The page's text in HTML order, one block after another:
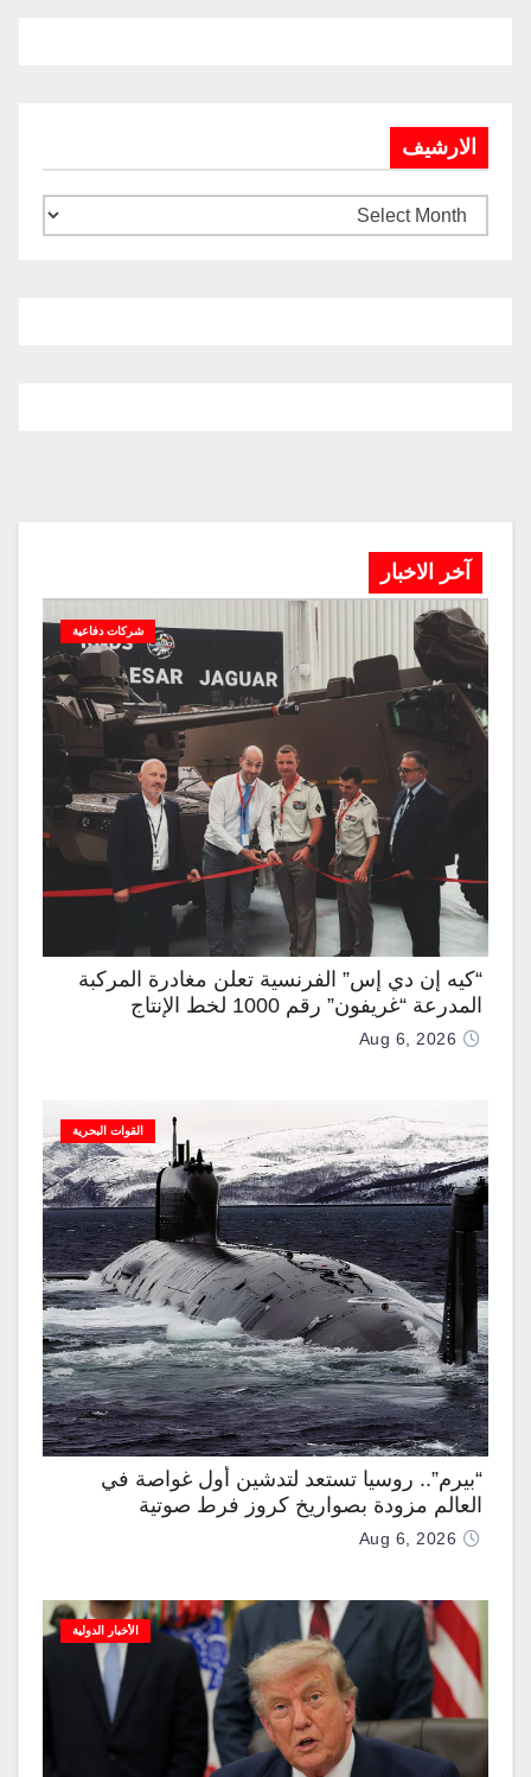
الارشيف
آخر الاخبار
شركات دفاعية
“كيه إن دي إس” الفرنسية تعلن مغادرة المركبة
المدرعة “غريفون” رقم 1000 لخط الإنتاج
Aug 6, 2026
القوات البحرية
“بيرم”.. روسيا تستعد لتدشين أول غواصة في
العالم مزودة بصواريخ كروز فرط صوتية
Aug 6, 2026
الأخبار الدولية